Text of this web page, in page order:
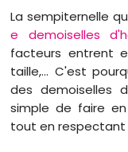
La sempiternelle
e demoiselles
facteurs entrent
taille,... C'est
des demoiselles
simple de faire
tout en respectant